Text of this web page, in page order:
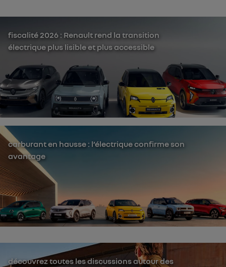
fiscalité 2026 : Renault rend la transition
électrique plus lisible et plus accessible
carburant en hausse : l’électrique confirme son
avantage
découvrez toutes les discussions autour des